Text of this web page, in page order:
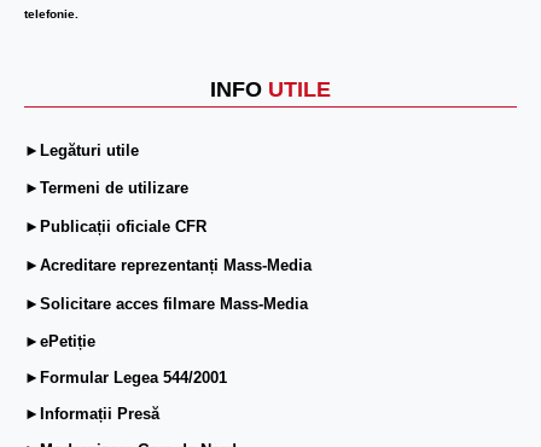
telefonie.
INFO UTILE
►Legături utile
►Termeni de utilizare
►Publicații oficiale CFR
►Acreditare reprezentanți Mass-Media
►Solicitare acces filmare Mass-Media
►ePetiție
►Formular Legea 544/2001
►Informații Presă